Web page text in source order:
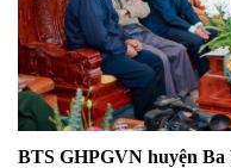
BTS GHPGVN huyện